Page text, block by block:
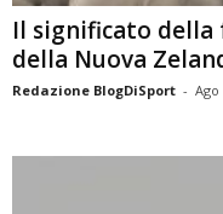
Il significato
della Nuova
Redazione BlogDiSport - Ago